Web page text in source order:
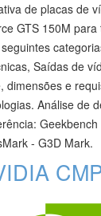
de placas de
GTS 150M
Saídas de
dimensões e
Análise de
- G3D Mark.